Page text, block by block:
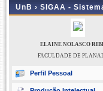
UnB › SIGAA -
ELAINE NOLASCO
FACULDADE DE
Perfil Pessoal